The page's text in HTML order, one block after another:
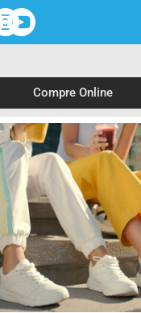
Compre Online